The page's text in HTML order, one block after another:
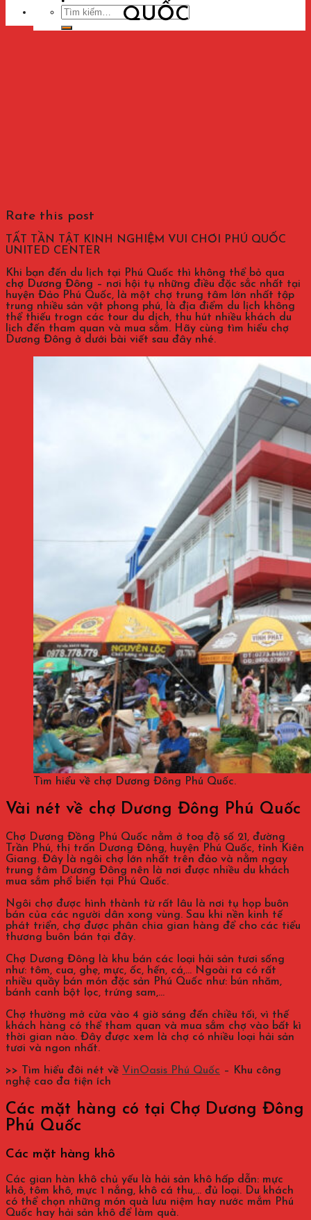
Tìm
kiếm:
QUỐC
Rate this post
TẤT TẦN TẬT KINH NGHIỆM VUI CHƠI PHÚ QUỐC
UNITED CENTER
Khi bạn đến du lịch tại Phú Quốc thì không thể bỏ qua
chợ Dương Đông – nơi hội tụ những điều đặc sắc nhất tại
huyện Đảo Phú Quốc, là một chợ trung tâm lớn nhất tập
trung nhiều sản vật phong phú, là địa điểm du lịch không
thể thiếu trogn các tour du dịch, thu hút nhiều khách du
lịch đến tham quan và mua sắm. Hãy cùng tìm hiểu chợ
Dương Đông ở dưới bài viết sau đây nhé.
Tìm hiểu về chợ Dương Đông Phú Quốc.
Vài nét về chợ Dương Đông Phú Quốc
Chợ Dương Đồng Phú Quốc nằm ở toạ độ số 21, đường
Trần Phú, thị trấn Dương Đông, huyện Phú Quốc, tỉnh Kiên
Giang. Đây là ngôi chợ lớn nhất trên đảo và nằm ngay
trung tâm Dương Đông nên là nơi được nhiều du khách
mua sắm phổ biến tại Phú Quốc.
Ngôi chợ được hình thành từ rất lâu là nơi tụ họp buôn
bán của các người dân xong vùng. Sau khi nền kinh tế
phát triển, chợ được phân chia gian hàng để cho các tiểu
thương buôn bán tại đây.
Chợ Dương Đông là khu bán các loại hải sản tươi sống
như: tôm, cua, ghẹ, mực, ốc, hến, cá,… Ngoài ra có rất
nhiều quầy bán món đặc sản Phú Quốc như: bún nhăm,
bánh canh bột lọc, trứng sam,…
Chợ thường mở cửa vào 4 giờ sáng đến chiều tối, vì thế
khách hàng có thể tham quan và mua sắm chợ vào bất kì
thời gian nào. Đây được xem là chợ có nhiều loại hải sản
tươi và ngon nhất.
>> Tìm hiểu đôi nét về VinOasis Phú Quốc – Khu công
nghệ cao đa tiện ích
Các mặt hàng có tại Chợ Dương Đông
Phú Quốc
Các mặt hàng khô
Các gian hàn khô chủ yếu là hải sản khô hấp dẫn: mực
khô, tôm khô, mực 1 nắng, khô cá thu,… đủ loại. Du khách
có thể chọn những món quà lưu niệm hay nước mắm Phú
Quốc hay hải sản khô để làm quà.